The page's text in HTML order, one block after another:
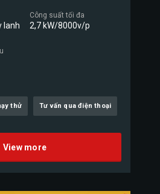
lanh
Công suất tối đa
2,7 kW/8000v/p
thử Tư vấn qua điện thoại
View more